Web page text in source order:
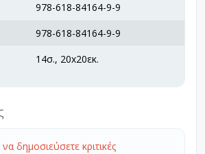
978-618-84164-9-9
978-618-84164-9-9
14σ., 20x20εκ.
δημοσιεύσετε κριτικές